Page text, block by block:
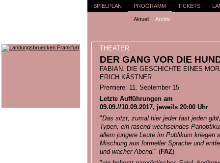
SPIELPLAN PROGRAMM
Aktuell Archiv
TICKETS
THEATER
DER GANG VOR DIE
FABIAN. DIE GESCHICHTE EINES
ERICH KÄSTNER
Premiere: 11. September 15
Letzte Aufführungen am
09.09.//10.09.2017, jeweils 20:00 Uhr
"Das sitzt, zumal hier jeder fast jeden
Typen, ein rasend wechselndes
allem jüngere Leute im Publikum kriegen
Mischung aus formeller Sprache und
und wacher Abend." (FAZ)